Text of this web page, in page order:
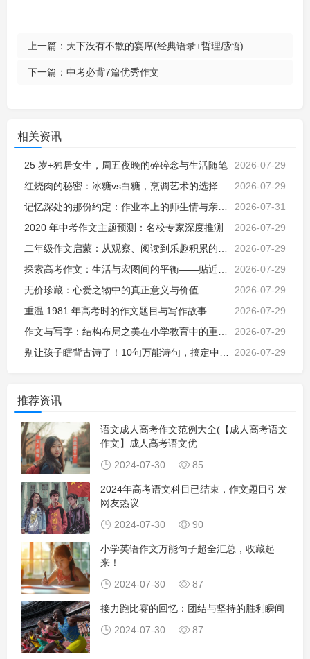
上一篇： 天下没有不散的宴席(经典语录+哲理感悟)
下一篇： 中考必背7篇优秀作文
相关资讯
2026-07-29
25 岁+独居女生，周五夜晚的碎碎念与生活随笔
2026-07-29
2026-07-31
2026-07-29
2020 年中考作文主题预测：名校专家深度推测
2026-07-29
2026-07-29
2026-07-29
无价珍藏：心爱之物中的真正意义与价值
2026-07-29
重温 1981 年高考时的作文题目与写作故事
2026-07-29
2026-07-29
推荐资讯
语文成人高考作文范例大全(【成人高考语文
作文】成人高考语文优
2024-07-30
85
2024年高考语文科目已结束，作文题目引发
网友热议
2024-07-30
90
小学英语作文万能句子超全汇总，收藏起
来！
2024-07-30
87
接力跑比赛的回忆：团结与坚持的胜利瞬间
2024-07-30
87